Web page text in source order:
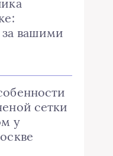
вашими
сетки
у